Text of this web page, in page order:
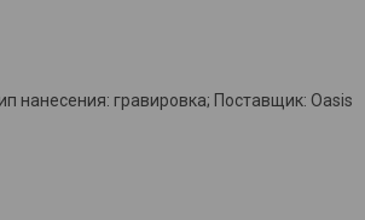
нанесения: гравировка; Поставщик: Oasis